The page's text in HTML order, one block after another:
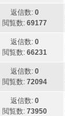
返信数:0
閲覧数:69177
返信数:0
閲覧数:66231
返信数:0
閲覧数:72094
返信数:0
閲覧数:73950